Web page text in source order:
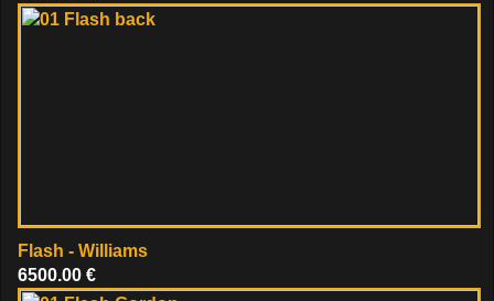
Flash - Williams
6500.00 €